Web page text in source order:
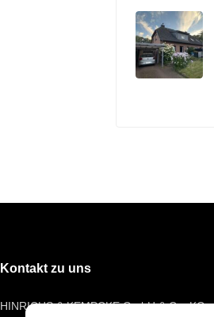
Kontakt zu uns
HINRICHS & KEMPCKE GmbH & Co. KG